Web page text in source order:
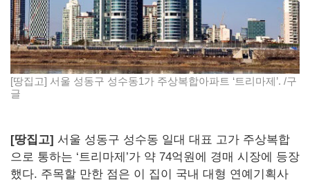
[땅집고] 서울 성동구 성수동1가 주상복합아파트 ‘트리마제’. /구
글
[땅집고] 서울 성동구 성수동 일대 대표 고가 주상복합
으로 통하는 ‘트리마제’가 약 74억원에 경매 시장에 등장
했다. 주목할 만한 점은 이 집이 국내 대형 연예기획사